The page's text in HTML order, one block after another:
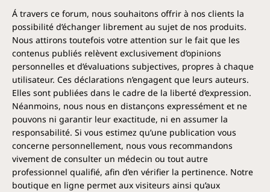
Á travers ce forum, nous souhaitons offrir à nos clients la
possibilité d’échanger librement au sujet de nos produits.
Nous attirons toutefois votre attention sur le fait que les
contenus publiés relèvent exclusivement d’opinions
personnelles et d’évaluations subjectives, propres à chaque
utilisateur. Ces déclarations n’engagent que leurs auteurs.
Elles sont publiées dans le cadre de la liberté d’expression.
Néanmoins, nous nous en distançons expressément et ne
pouvons ni garantir leur exactitude, ni en assumer la
responsabilité. Si vous estimez qu’une publication vous
concerne personnellement, nous vous recommandons
vivement de consulter un médecin ou tout autre
professionnel qualifié, afin d’en vérifier la pertinence. Notre
boutique en ligne permet aux visiteurs ainsi qu’aux